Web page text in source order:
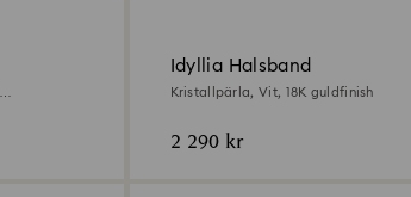
Idyllia Halsband
Kristallpärla, Vit, 18K guldfinish
2 290 kr